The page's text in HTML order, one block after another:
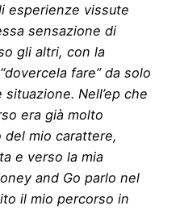
esperienze vissute
sensazione di
gli altri, con la
fare” da solo
Nell’ep che
era già molto
mio carattere,
e verso la mia
and Go parlo nel
il mio percorso in